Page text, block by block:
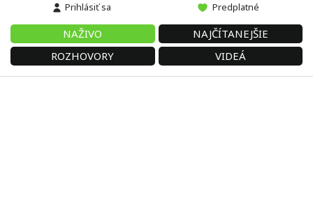
Prihlásiť sa Predplatné
NAŽIVO
NAJČÍTANEJŠIE
ROZHOVORY
VIDEÁ